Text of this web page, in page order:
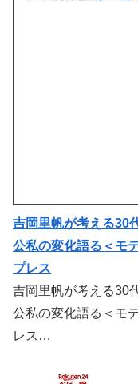
吉岡里帆が考える30
公私の変化語る＜モ
プレス
吉岡里帆が考える30
公私の変化語る＜モ
レス…